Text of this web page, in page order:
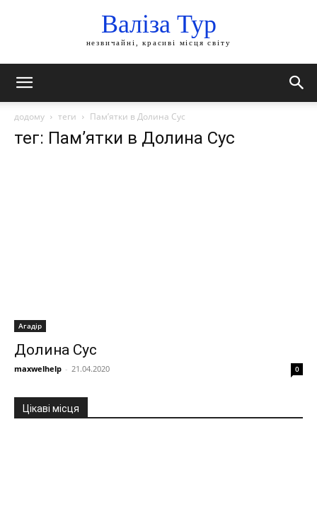
Валіза Тур
незвичайні, красиві місця світу
додому теги Пам’ятки в Долина Сус
тег: Пам’ятки в Долина Сус
Агадір
Долина Сус
maxwelhelp - 21.04.2020 0
Цікаві місця